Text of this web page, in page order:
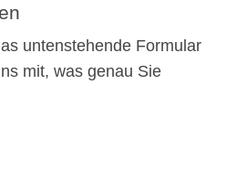
untenstehende Formular
mit, was genau Sie